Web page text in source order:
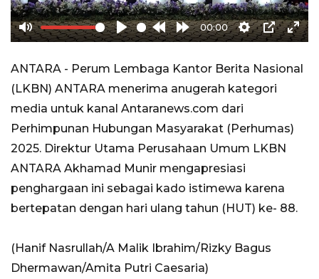
Mute Play
Rewind
10s
Forward
10s
00:00
Settings
PIP
ANTARA - Perum Lembaga Kantor Berita Nasional
(LKBN) ANTARA menerima anugerah kategori
media untuk kanal Antaranews.com dari
Perhimpunan Hubungan Masyarakat (Perhumas)
2025. Direktur Utama Perusahaan Umum LKBN
ANTARA Akhamad Munir mengapresiasi
penghargaan ini sebagai kado istimewa karena
bertepatan dengan hari ulang tahun (HUT) ke- 88.
(Hanif Nasrullah/A Malik Ibrahim/Rizky Bagus
Dhermawan/Amita Putri Caesaria)